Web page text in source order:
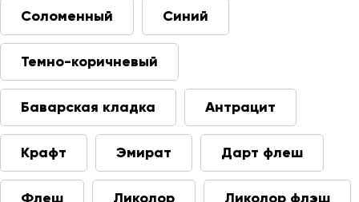
Соломенный Синий
Темно-коричневый
Баварская кладка Антрацит
Крафт Эмират Дарт флеш
Флеш Ликолор Ликолор флэш